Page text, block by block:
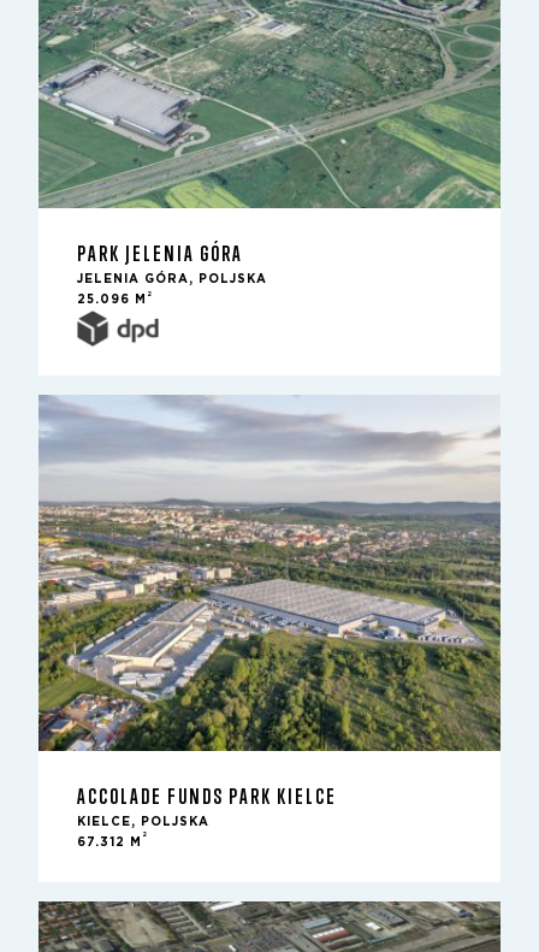
PARK JELENIA GÓRA
JELENIA GÓRA, POLJSKA
25.096 M
2
ACCOLADE FUNDS PARK KIELCE
KIELCE, POLJSKA
67.312 M
2